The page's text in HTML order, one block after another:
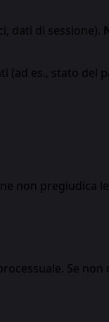
dati di sessione).
(ad es., stato del
non pregiudica
Se